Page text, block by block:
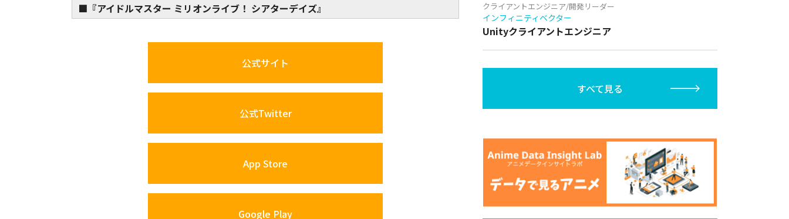
■『アイドルマスター ミリオンライブ！ シアターデイズ』
公式サイト
公式Twitter
App Store
Google Play
クライアントエンジニア/開発リーダー
インフィニティベクター
Unityクライアントエンジニア
すべて見る